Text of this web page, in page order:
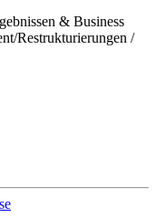
& Business
Restrukturierungen /